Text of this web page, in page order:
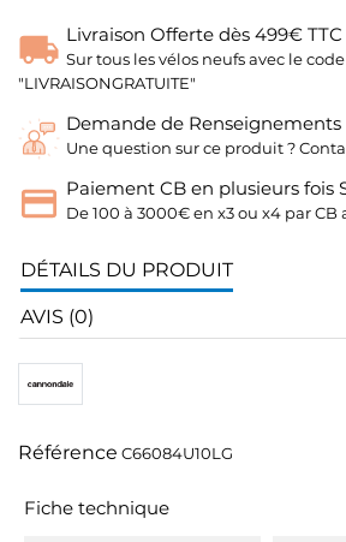
Livraison Offerte dès 499€ TTC
Sur tous les vélos neufs avec le code
"LIVRAISONGRATUITE"
Demande de Renseignements
Une question sur ce produit ?
Paiement CB en plusieurs fois
De 100 à 3000€ en x3 ou x4 par CB
DÉTAILS DU PRODUIT
AVIS (0)
Référence C66084U10LG
Fiche technique